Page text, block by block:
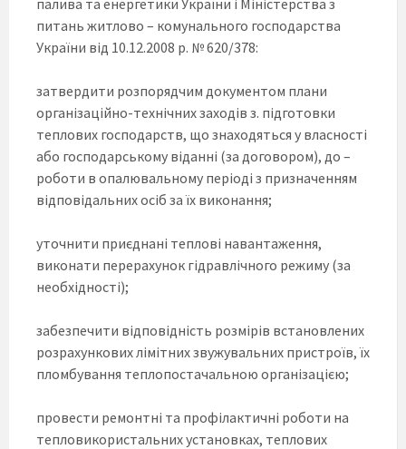
питань житлово – комунального господарства
України від 10.12.2008 р. № 620/378:
затвердити розпорядчим документом плани
організаційно-технічних заходів з. підготовки
теплових господарств, що знаходяться у власності
або господарському віданні (за договором), до –
роботи в опалювальному періоді з призначенням
відповідальних осіб за їх виконання;
уточнити приєднані теплові навантаження,
виконати перерахунок гідравлічного режиму (за
необхідності);
забезпечити відповідність розмірів встановлених
розрахункових лімітних звужувальних пристроїв, їх
пломбування теплопостачальною організацією;
провести ремонтні та профілактичні роботи на
тепловикористальних установках, теплових